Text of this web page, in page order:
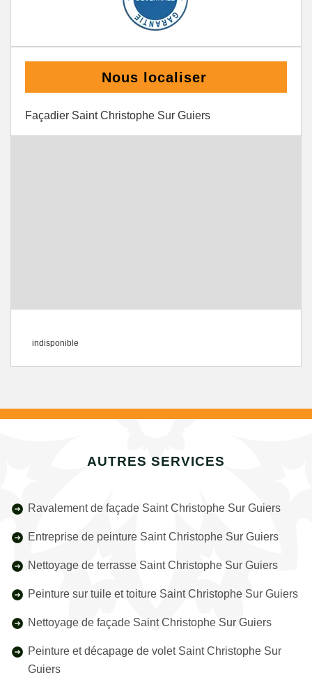
Nous localiser
Façadier Saint Christophe Sur Guiers
indisponible
AUTRES SERVICES
Ravalement de façade Saint Christophe Sur Guiers
Entreprise de peinture Saint Christophe Sur Guiers
Nettoyage de terrasse Saint Christophe Sur Guiers
Peinture sur tuile et toiture Saint Christophe Sur Guiers
Nettoyage de façade Saint Christophe Sur Guiers
Peinture et décapage de volet Saint Christophe Sur
Guiers